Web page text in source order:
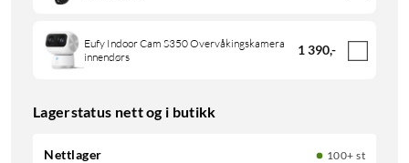
Eufy Indoor Cam S350 Overvåkingskamera
innendørs
1 390,-
Lagerstatus nett og i butikk
Nettlager
100+ st